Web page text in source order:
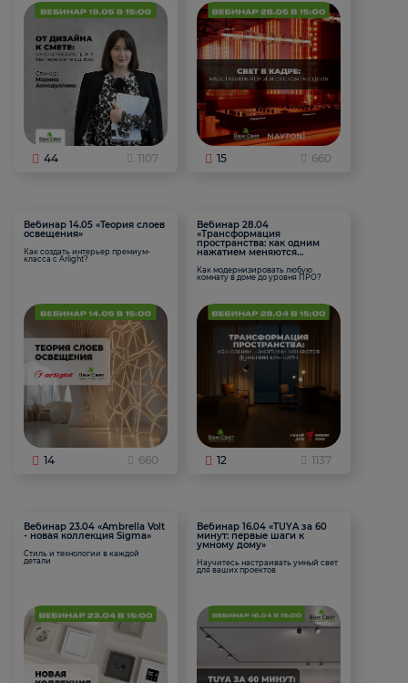
44 1107 15 660
Вебинар 14.05 «Теория слоев
освещения»
Как создать интерьер премиум-
класса с Arlight?
14 660
Вебинар 28.04
«Трансформация
пространства: как одним
нажатием меняются
Как модернизировать любую
комнату в доме до уровня ПРО?
12 1137
Вебинар 23.04 «Ambrella Volt
- новая коллекция Sigma»
Стиль и технологии в каждой
детали
Вебинар 16.04 «TUYA за 60
минут: первые шаги к
умному дому»
Научитесь настраивать умный свет
для ваших проектов